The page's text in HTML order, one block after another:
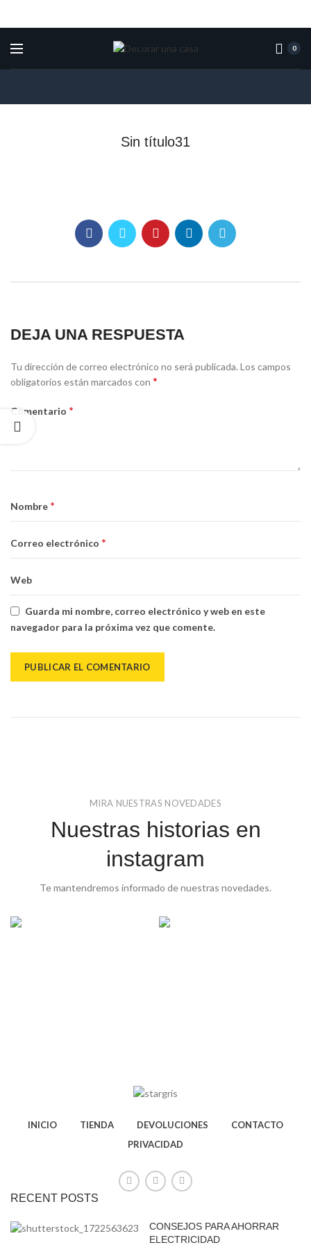
0
Sin título31
DEJA UNA RESPUESTA
Tu dirección de correo electrónico no será publicada.Los campos
obligatorios están marcados con *
Comentario *
Nombre *
Correo electrónico *
Web
Guarda mi nombre, correo electrónico y web en este
navegador para la próxima vez que comente.
Alternative:
MIRA NUESTRAS NOVEDADES
Nuestras historias en
instagram
Te mantendremos informado de nuestras novedades.
INICIO TIENDA DEVOLUCIONES
CONTACTO
PRIVACIDAD
RECENT POSTS
CONSEJOS PARA AHORRAR
ELECTRICIDAD